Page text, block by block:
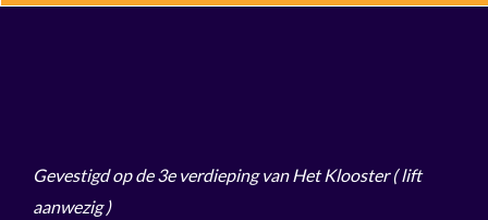
Gevestigd op de 3e verdieping van Het Klooster ( lift
aanwezig )